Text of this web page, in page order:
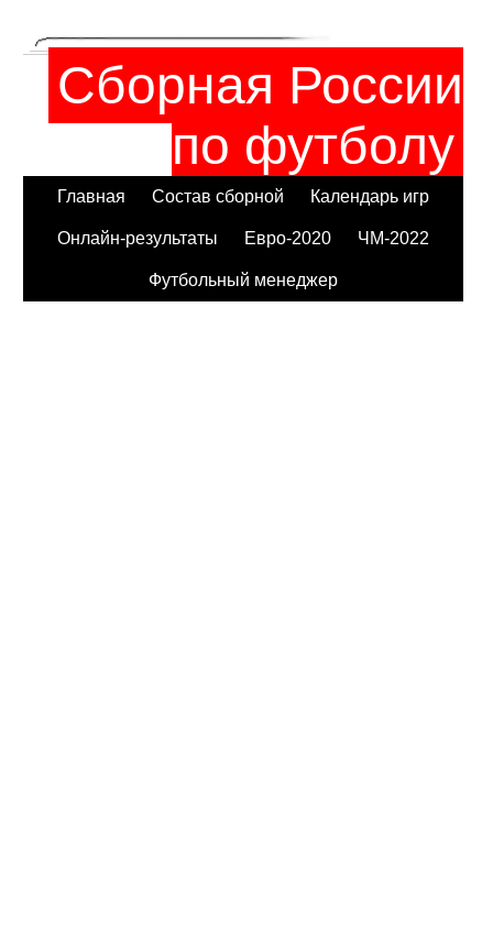
Сборная России
по футболу
Главная Состав сборной Календарь игр
Онлайн-результаты Евро-2020 ЧМ-2022
Футбольный менеджер